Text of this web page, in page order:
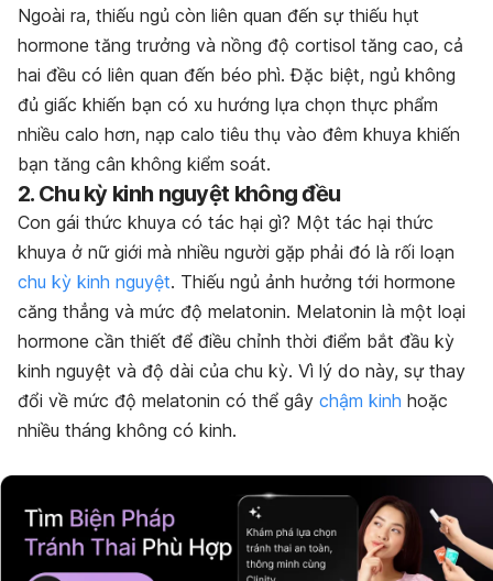
Ngoài ra, thiếu ngủ còn liên quan đến sự thiếu hụt
hormone tăng trưởng và nồng độ cortisol tăng cao, cả
hai đều có liên quan đến béo phì. Đặc biệt, ngủ không
đủ giấc khiến bạn có xu hướng lựa chọn thực phẩm
nhiều calo hơn, nạp calo tiêu thụ vào đêm khuya khiến
bạn tăng cân không kiểm soát.
2. Chu kỳ kinh nguyệt không đều
Con gái thức khuya có tác hại gì? Một tác hại thức
khuya ở nữ giới mà nhiều người gặp phải đó là rối loạn
chu kỳ kinh nguyệt. Thiếu ngủ ảnh hưởng tới hormone
căng thẳng và mức độ melatonin. Melatonin là một loại
hormone cần thiết để điều chỉnh thời điểm bắt đầu kỳ
kinh nguyệt và độ dài của chu kỳ. Vì lý do này, sự thay
đổi về mức độ melatonin có thể gây chậm kinh hoặc
nhiều tháng không có kinh.